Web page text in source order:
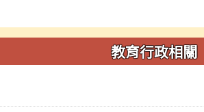
教育行政相關